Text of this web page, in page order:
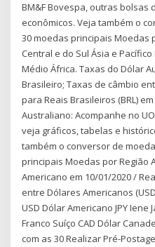
BM&F Bovespa, outras bolsas
econômicos. Veja também o
30 moedas principais Moedas
Central e do Sul Ásia e
Médio África. Taxas do Dólar
Brasileiro; Taxas de câmbio
para Reais Brasileiros (BRL)
Australiano: Acompanhe no
veja gráficos, tabelas e
também o conversor de
principais Moedas por Região
Americano em 10/01/2020 /
entre Dólares Americanos
USD Dólar Americano JPY Iene
Franco Suíço CAD Dólar
com as 30 Realizar Pré-